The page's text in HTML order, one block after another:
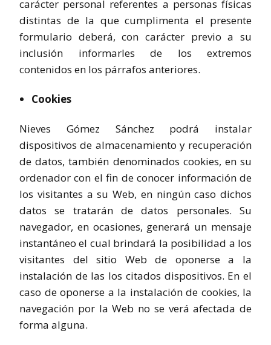
carácter personal referentes a personas físicas
distintas de la que cumplimenta el presente
formulario deberá, con carácter previo a su
inclusión informarles de los extremos
contenidos en los párrafos anteriores.
Cookies
Nieves Gómez Sánchez podrá instalar
dispositivos de almacenamiento y recuperación
de datos, también denominados cookies, en su
ordenador con el fin de conocer información de
los visitantes a su Web, en ningún caso dichos
datos se tratarán de datos personales. Su
navegador, en ocasiones, generará un mensaje
instantáneo el cual brindará la posibilidad a los
visitantes del sitio Web de oponerse a la
instalación de las los citados dispositivos. En el
caso de oponerse a la instalación de cookies, la
navegación por la Web no se verá afectada de
forma alguna.